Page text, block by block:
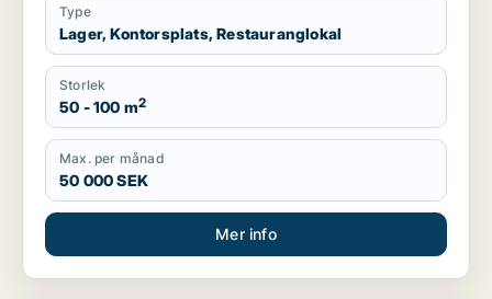
Type
Lager, Kontorsplats, Restauranglokal
Storlek
50 - 100 m2
Max. per månad
50 000 SEK
Mer info